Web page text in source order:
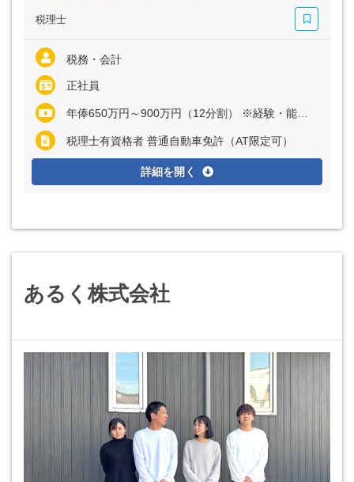
税理士
税務・会計
正社員
年俸650万円～900万円（12分割） ※経験・能力など考慮の上、決定いたします
税理士有資格者 普通自動車免許（AT限定可）
詳細を開く
あるく株式会社